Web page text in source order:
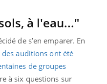
à l'eau..."
de s’en emparer. En
des auditions ont été
de groupes
à six questions sur